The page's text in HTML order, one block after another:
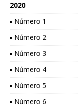
2020
▪ Número 1
▪ Número 2
▪ Número 3
▪ Número 4
▪ Número 5
▪ Número 6